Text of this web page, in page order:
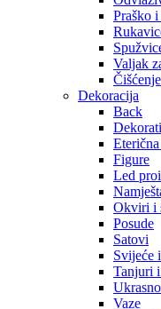
Praško i
Valjak
Dekoracija
Back
Figure
Led
Okviri i
Posude
Satovi
Svijeće
Tanjuri
Vaze